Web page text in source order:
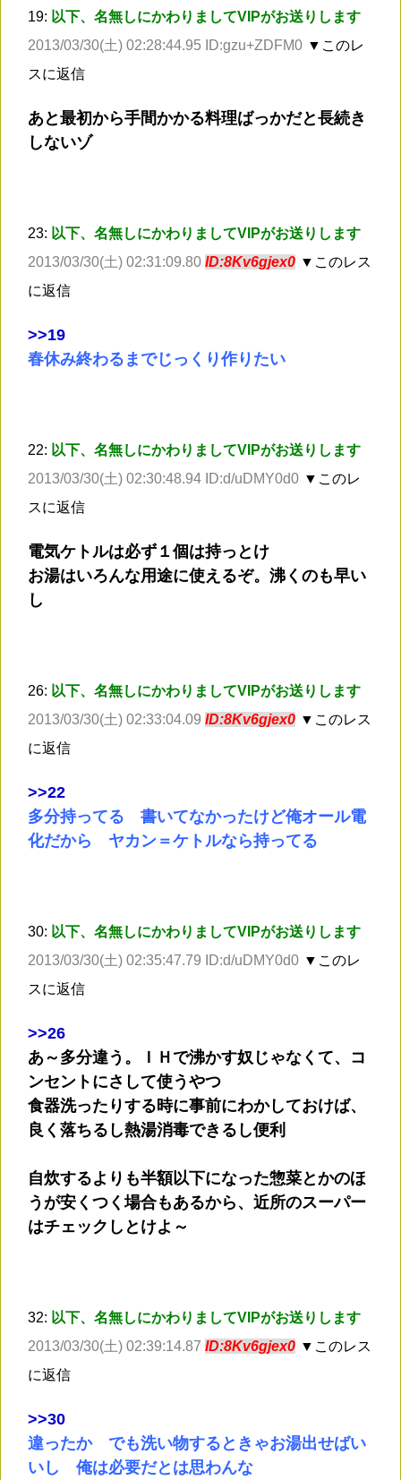
19: 以下、名無しにかわりましてVIPがお送りします
2013/03/30(土) 02:28:44.95 ID:gzu+ZDFM0 ▼このレ
スに返信
あと最初から手間かかる料理ばっかだと長続き
しないゾ
23: 以下、名無しにかわりましてVIPがお送りします
2013/03/30(土) 02:31:09.80 ID:8Kv6gjex0 ▼このレス
に返信
>>19
春休み終わるまでじっくり作りたい
22: 以下、名無しにかわりましてVIPがお送りします
2013/03/30(土) 02:30:48.94 ID:d/uDMY0d0 ▼このレ
スに返信
電気ケトルは必ず１個は持っとけ
お湯はいろんな用途に使えるぞ。沸くのも早い
し
26: 以下、名無しにかわりましてVIPがお送りします
2013/03/30(土) 02:33:04.09 ID:8Kv6gjex0 ▼このレス
に返信
>>22
多分持ってる 書いてなかったけど俺オール電
化だから ヤカン＝ケトルなら持ってる
30: 以下、名無しにかわりましてVIPがお送りします
2013/03/30(土) 02:35:47.79 ID:d/uDMY0d0 ▼このレ
スに返信
>>26
あ～多分違う。ＩＨで沸かす奴じゃなくて、コ
ンセントにさして使うやつ
食器洗ったりする時に事前にわかしておけば、
良く落ちるし熱湯消毒できるし便利
自炊するよりも半額以下になった惣菜とかのほ
うが安くつく場合もあるから、近所のスーパー
はチェックしとけよ～
32: 以下、名無しにかわりましてVIPがお送りします
2013/03/30(土) 02:39:14.87 ID:8Kv6gjex0 ▼このレス
に返信
>>30
違ったか でも洗い物するときゃお湯出せばい
いし 俺は必要だとは思わんな